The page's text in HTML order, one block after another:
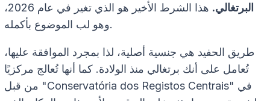
البرتغالي.
هذا الشرط الأخير هو الذي تغير في عام 2026،
وهو لب الموضوع بأكمله.
طريق الحفيد هي جنسية أصلية، لذا بمجرد الموافقة عليها،
تُعامل على أنك برتغالي منذ الولادة. كما أنها تُعالج مركزيًا
من قبل "Conservatória dos Registos Centrais" في